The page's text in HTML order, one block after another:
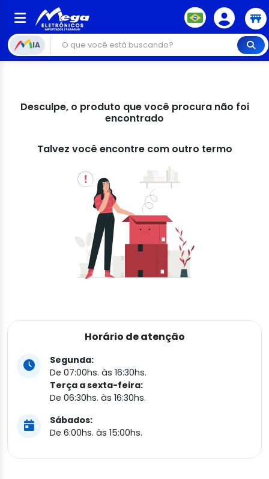
IA
Desculpe, o produto que você procura não foi
encontrado
Talvez você encontre com outro termo
Horário de atenção
Segunda:
De 07:00hs. às 16:30hs.
Terça a sexta-feira:
De 06:30hs. às 16:30hs.
Sábados:
De 6:00hs. às 15:00hs.